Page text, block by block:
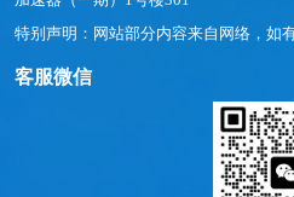
特别声明：网站部分内容来自网络，如
客服微信